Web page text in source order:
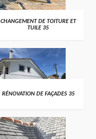
CHANGEMENT DE TOITURE ET
TUILE 35
RÉNOVATION DE FAÇADES 35